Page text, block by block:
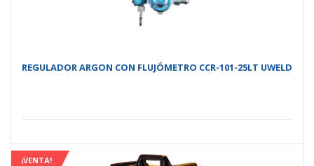
REGULADOR ARGON CON FLUJÓMETRO CCR-101-25LT UWELD
¡VENTA!